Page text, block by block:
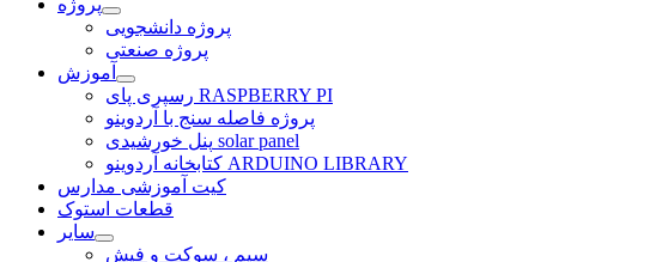
پروژه
پروژه دانشجویی
پروژه صنعتی
آموزش
رسپری پای RASPBERRY PI
پروژه فاصله سنج با آردوینو
پنل خورشیدی solar panel
کتابخانه آردوینو ARDUINO LIBRARY
کیت آموزشی مدارس
قطعات استوک
سایر
سیم ، سوکت و فیش